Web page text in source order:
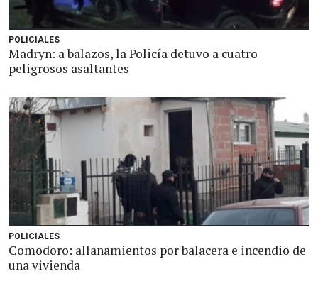
POLICIALES
Madryn: a balazos, la Policía detuvo a cuatro
peligrosos asaltantes
POLICIALES
Comodoro: allanamientos por balacera e incendio de
una vivienda